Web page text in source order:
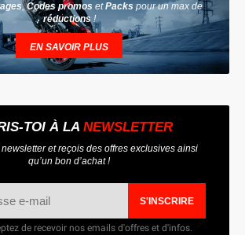
,Codes promos etPacks pour un max de
réductions !
EN SAVOIR PLUS
TOI À LA NEWSLETTER
et reçois des offres exclusives ainsi
qu’un bon d’achat !
S'INSCRIRE
de recevoir nos emails d'offres et d'infos.